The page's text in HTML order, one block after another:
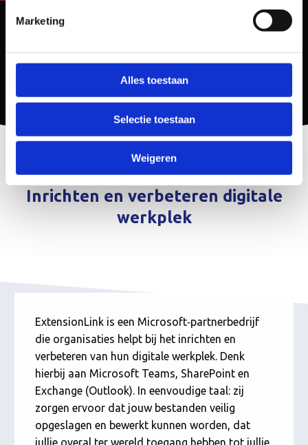
Marketing
Alles toestaan
Selectie toestaan
Weigeren
Inrichten en verbeteren digitale
werkplek
ExtensionLink is een Microsoft‑partnerbedrijf
die organisaties helpt bij het inrichten en
verbeteren van hun digitale werkplek. Denk
hierbij aan Microsoft Teams, SharePoint en
Exchange (Outlook). In eenvoudige taal: zij
zorgen ervoor dat jouw bestanden veilig
opgeslagen en bewerkt kunnen worden, dat
jullie overal ter wereld toegang hebben tot jullie